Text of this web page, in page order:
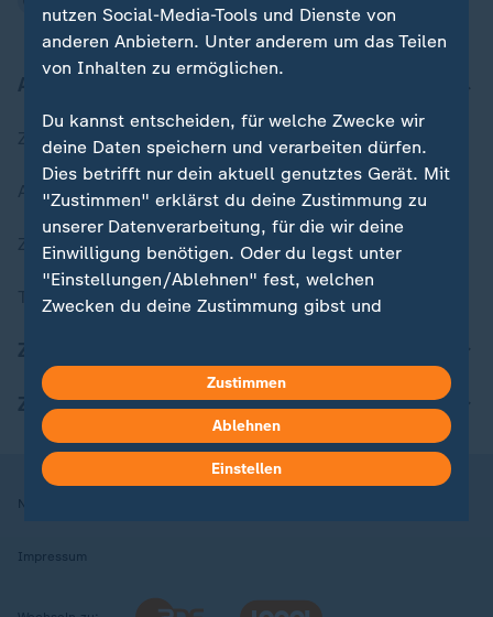
Zuletzt veröffentlicht
Aktuelle Sendungs-Videos
ZDFheute Stories
Themen im Überblick
ZDFheute Apps
Nutzungsbedingungen
Impressum
nutzen Social-Media-Tools und Dienste von
anderen Anbietern. Unter anderem um das Teilen
von Inhalten zu ermöglichen.
Du kannst entscheiden, für welche Zwecke wir
deine Daten speichern und verarbeiten dürfen.
Dies betrifft nur dein aktuell genutztes Gerät. Mit
"Zustimmen" erklärst du deine Zustimmung zu
unserer Datenverarbeitung, für die wir deine
Einwilligung benötigen. Oder du legst unter
"Einstellungen/Ablehnen" fest, welchen
Zwecken du deine Zustimmung gibst und
in deinen Einstellungen widerrufen oder ändern.
Hier findest du das Impressum.
Weitere Informationen findest du in unserer
Datenschutzerklärung.
Zustimmen
Ablehnen
Einstellen